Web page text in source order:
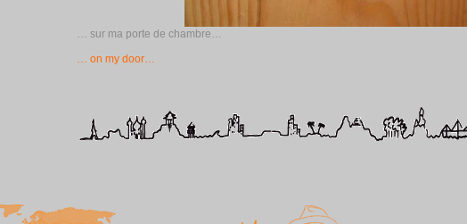
… sur ma porte de chambre…
… on my door…